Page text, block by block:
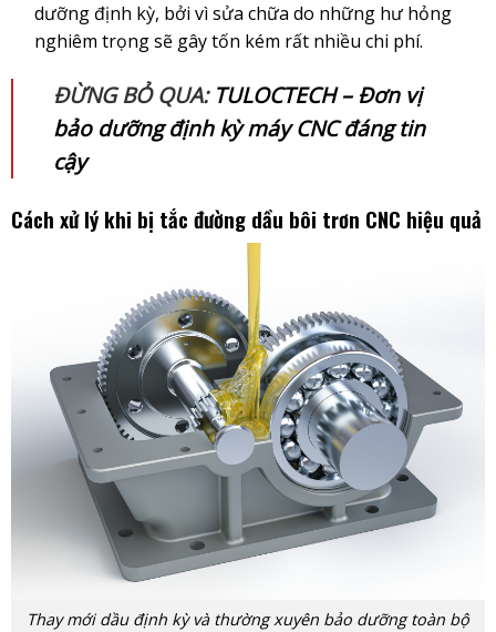
dưỡng định kỳ, bởi vì sửa chữa do những hư hỏng
nghiêm trọng sẽ gây tốn kém rất nhiều chi phí.
ĐỪNG BỎ QUA: TULOCTECH – Đơn vị
bảo dưỡng định kỳ máy CNC đáng tin
cậy
Cách xử lý khi bị tắc đường dầu bôi trơn CNC hiệu quả
Thay mới dầu định kỳ và thường xuyên bảo dưỡng toàn bộ